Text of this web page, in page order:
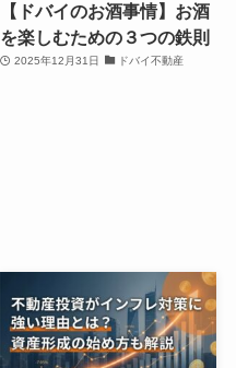
【ドバイのお酒事情】お酒
を楽しむための３つの鉄則
2025年12月31日 ドバイ不動産